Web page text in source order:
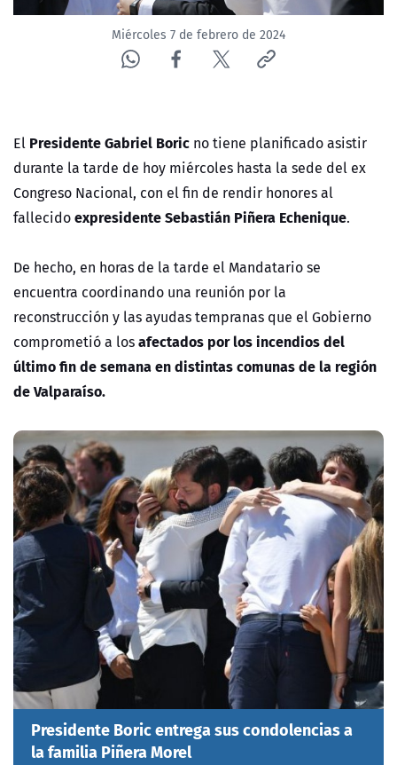
CANAL DE DENUNCIAS
ÁREA DE PROYECTOS
Miércoles 7 de febrero de 2024
El Presidente Gabriel Boric no tiene planificado asistir
durante la tarde de hoy miércoles hasta la sede del ex
Congreso Nacional, con el fin de rendir honores al
fallecidoexpresidente Sebastián Piñera Echenique.
De hecho, en horas de la tarde el Mandatario se
encuentra coordinando una reunión por la
reconstrucción y las ayudas tempranas que el Gobierno
comprometió a losafectados por los incendios del
último fin de semana en distintas comunas de la región
de Valparaíso.
Presidente Boric entrega sus condolencias a
la familia Piñera Morel